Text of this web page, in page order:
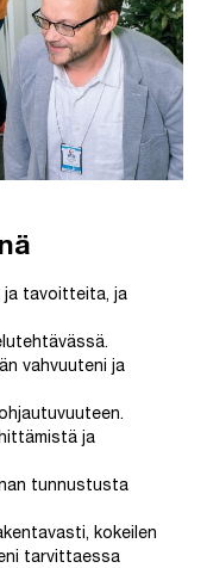
ja tavoitteita, ja
vahvuuteni ja
ja
tunnustusta
kokeilen
tarvittaessa